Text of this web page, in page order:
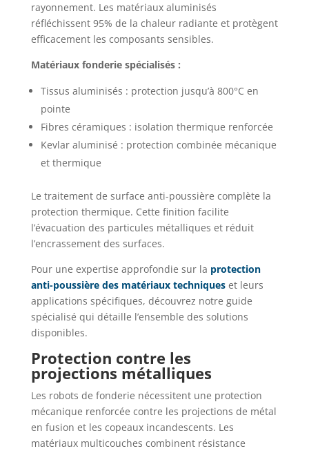
rayonnement. Les matériaux aluminisés
réfléchissent 95% de la chaleur radiante et protègent
efficacement les composants sensibles.
Matériaux fonderie spécialisés :
Tissus aluminisés : protection jusqu’à 800°C en
pointe
Fibres céramiques : isolation thermique renforcée
Kevlar aluminisé : protection combinée mécanique
et thermique
Le traitement de surface anti-poussière complète la
protection thermique. Cette finition facilite
l’évacuation des particules métalliques et réduit
l’encrassement des surfaces.
Pour une expertise approfondie sur la protection
anti-poussière des matériaux techniqueset leurs
applications spécifiques, découvrez notre guide
spécialisé qui détaille l’ensemble des solutions
disponibles.
Protection contre les
projections métalliques
Les robots de fonderie nécessitent une protection
mécanique renforcée contre les projections de métal
en fusion et les copeaux incandescents. Les
matériaux multicouches combinent résistance